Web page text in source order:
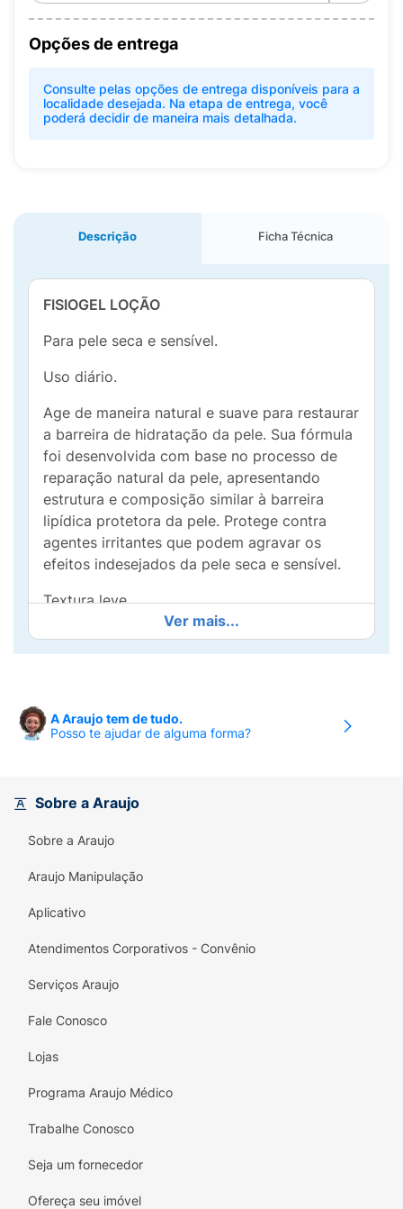
Opções de entrega
Consulte pelas opções de entrega disponíveis para a
localidade desejada. Na etapa de entrega, você
poderá decidir de maneira mais detalhada.
Descrição Ficha Técnica
FISIOGEL LOÇÃO
Para pele seca e sensível.
Uso diário.
Age de maneira natural e suave para restaurar
a barreira de hidratação da pele. Sua fórmula
foi desenvolvida com base no processo de
reparação natural da pele, apresentando
estrutura e composição similar à barreira
lipídica protetora da pele. Protege contra
agentes irritantes que podem agravar os
efeitos indesejados da pele seca e sensível.
Textura leve.
Rápida absorção.
Hidrata a pele seca e sem elasticidade.
Contribui para pele menos sensível.
Sem perfume, conservantes, corantes.
Hipoalergênico (formulado de maneira a
minimizar o possível surgiemnto de alergia).
Modo de usar:
Aplicar uma fina camada duas vezes ao dia,
Ver mais...
A Araujo tem de tudo.
Posso te ajudar de alguma forma?
Sobre a Araujo
Sobre a Araujo
Araujo Manipulação
Aplicativo
Atendimentos Corporativos - Convênio
Serviços Araujo
Fale Conosco
Lojas
Programa Araujo Médico
Trabalhe Conosco
Seja um fornecedor
Ofereça seu imóvel